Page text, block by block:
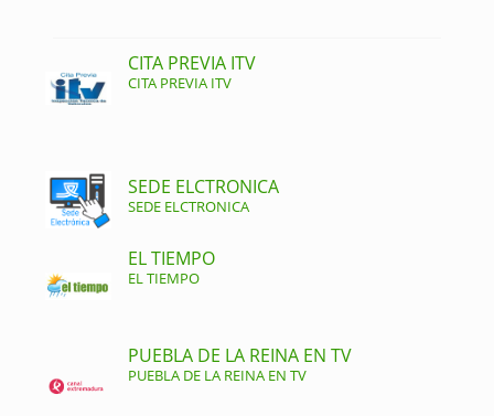
CITA PREVIA ITV
CITA PREVIA ITV
SEDE ELCTRONICA
SEDE ELCTRONICA
EL TIEMPO
EL TIEMPO
PUEBLA DE LA REINA EN TV
PUEBLA DE LA REINA EN TV